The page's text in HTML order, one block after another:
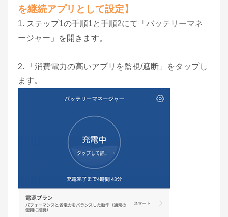
を継続アプリとして設定】
1. ステップ1の手順1と手順2にて「バッテリーマネ
ージャー」を開きます。
2. 「消費電力の高いアプリを監視/遮断」をタップし
ます。